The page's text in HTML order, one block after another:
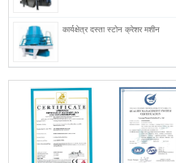
कार्यक्षेत्र दस्ता स्टोन क्रेशर मशीन